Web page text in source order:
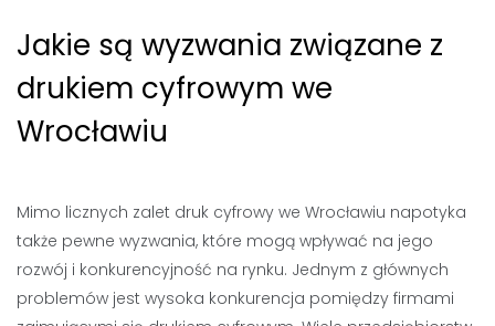
Jakie są wyzwania związane z
drukiem cyfrowym we
Wrocławiu
Mimo licznych zalet druk cyfrowy we Wrocławiu napotyka
także pewne wyzwania, które mogą wpływać na jego
rozwój i konkurencyjność na rynku. Jednym z głównych
problemów jest wysoka konkurencja pomiędzy firmami